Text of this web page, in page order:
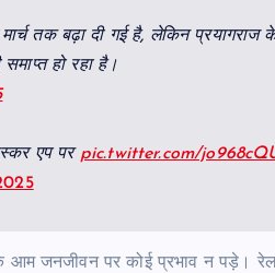
तक बढ़ा दी गई है, लेकिन
हो रहा है।
एप पर pic.twitter.com/
के आम जनजीवन पर कोई प्रभाव न पड़े।